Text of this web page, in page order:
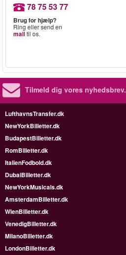
78 75 53 77
Brug for hjælp?
Ring eller send en
mailtil os.
Tilmeld dig vores nyhedsbrev.
LufthavnsTransfer.dk
NewYorkBilletter.dk
BudapestBilletter.dk
RomBilletter.dk
ItalienFodbold.dk
DubaiBilletter.dk
NewYorkMusicals.dk
AmsterdamBilletter.dk
WienBilletter.dk
VenedigBilletter.dk
MilanoBilletter.dk
LondonBilletter.dk